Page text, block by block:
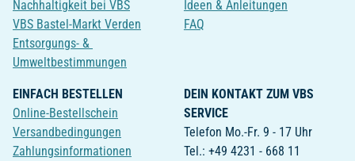
Nachhaltigkeit bei VBS
VBS Bastel-Markt Verden
Entsorgungs- &
Umweltbestimmungen
Ideen & Anleitungen
FAQ
EINFACH BESTELLEN
Online-Bestellschein
Versandbedingungen
Zahlungsinformationen
DEIN KONTAKT ZUM VBS
SERVICE
Telefon Mo.-Fr. 9 - 17 Uhr
Tel.: +49 4231 - 668 11